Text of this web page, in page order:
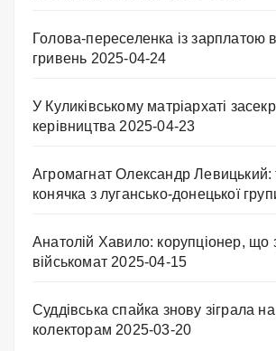
Голова-переселенка із зарплатою
гривень 2025-04-24
У Куликівському матріархаті
керівництва 2025-04-23
Агромагнат Олександр Левицький:
конячка з лугансько-донецької
Анатолій Хавило: корупціонер, що
військомат 2025-04-15
Суддівська спайка знову зіграла
колекторам 2025-03-20